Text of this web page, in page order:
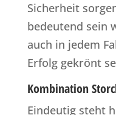
Sicherheit
bedeutend sein
auch in jedem
Erfolg gekrönt
Kombination
Eindeutig steht